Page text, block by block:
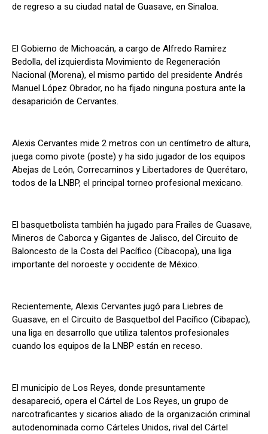
de regreso a su ciudad natal de Guasave, en Sinaloa.
El Gobierno de Michoacán, a cargo de Alfredo Ramírez
Bedolla, del izquierdista Movimiento de Regeneración
Nacional (Morena), el mismo partido del presidente Andrés
Manuel López Obrador, no ha fijado ninguna postura ante la
desaparición de Cervantes.
Alexis Cervantes mide 2 metros con un centímetro de altura,
juega como pivote (poste) y ha sido jugador de los equipos
Abejas de León, Correcaminos y Libertadores de Querétaro,
todos de la LNBP, el principal torneo profesional mexicano.
El basquetbolista también ha jugado para Frailes de Guasave,
Mineros de Caborca y Gigantes de Jalisco, del Circuito de
Baloncesto de la Costa del Pacífico (Cibacopa), una liga
importante del noroeste y occidente de México.
Recientemente, Alexis Cervantes jugó para Liebres de
Guasave, en el Circuito de Basquetbol del Pacífico (Cibapac),
una liga en desarrollo que utiliza talentos profesionales
cuando los equipos de la LNBP están en receso.
El municipio de Los Reyes, donde presuntamente
desapareció, opera el Cártel de Los Reyes, un grupo de
narcotraficantes y sicarios aliado de la organización criminal
autodenominada como Cárteles Unidos, rival del Cártel